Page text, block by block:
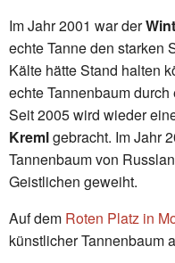
Im Jahr 2001 war der
echte Tanne den starken
Kälte hätte Stand halten
echte Tannenbaum
Seit 2005 wird wieder
Kremlgebracht. Im Jahr
Tannenbaum von
Geistlichen geweiht.
Auf dem Roten Platz in
künstlicher Tannenbaum